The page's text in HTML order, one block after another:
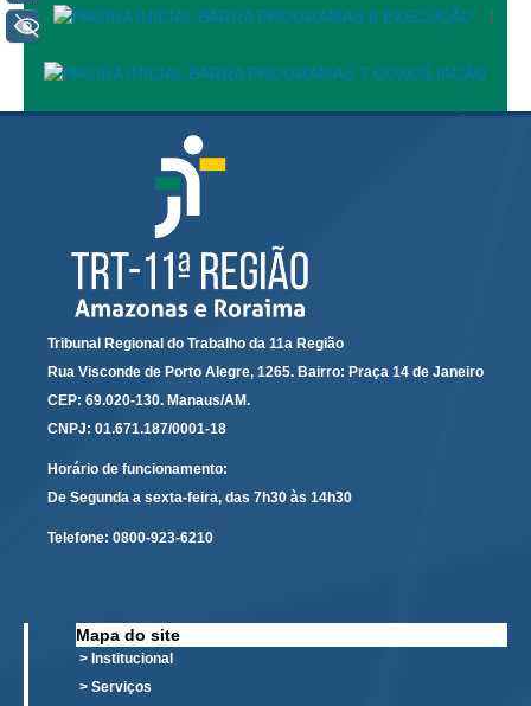
Comitê de Priorização do Primeiro Grau
Comitê de Atenção Integral à Saúde de Magistrados e
Servidores
Comitê de Segurança Permanente
Comitê de Combate ao Trabalho Infantil e de Estímulo à
Aprendizagem
Comitê de Incentivo à Participação Institucional Feminina
no âmbito do TRT-11
Comitê de Prevenção e Enfrentamento do Assédio
Moral, do Assédio Sexual e da Discriminação
Comitê Gestor do Plano de Contratações e Aquisições
no Âmbito do TRT11
Grupo Operacional do Centro de Inteligência
Comissão de Justiça Itinerante
Comissão Permanente de Avaliação Documental
|
Tribunal Regional do Trabalho da 11a Região
Rua Visconde de Porto Alegre, 1265. Bairro: Praça 14 de Janeiro
CEP: 69.020-130. Manaus/AM.
CNPJ: 01.671.187/0001-18
Horário de funcionamento:
De Segunda a sexta-feira, das 7h30 às 14h30
Telefone: 0800-923-6210
Mapa do site
> Institucional
> Serviços
+ Acessibilidade